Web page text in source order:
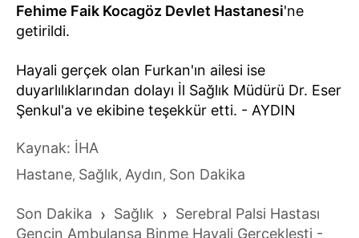
Fehime Faik Kocagöz Devlet Hastanesi'ne
getirildi.
Hayali gerçek olan Furkan'ın ailesi ise
duyarlılıklarından dolayı İl Sağlık Müdürü Dr. Eser
Şenkul'a ve ekibine teşekkür etti. - AYDIN
Kaynak: İHA
Hastane, Sağlık, Aydın, Son Dakika
Son Dakika › Sağlık › Serebral Palsi Hastası
Gencin Ambulansa Binme Hayali Gerçekleşti -